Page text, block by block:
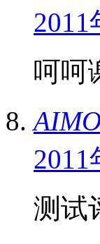
2011
呵呵
2011
测试